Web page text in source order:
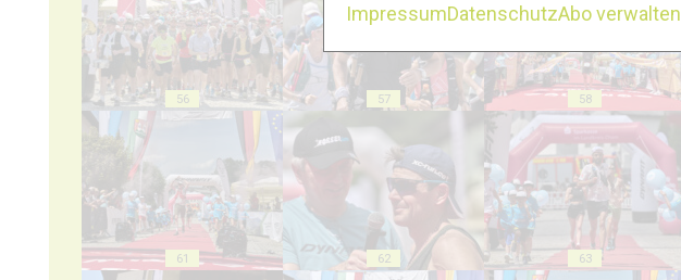
56 57 58
61 62 63
ImpressumDatenschutzAbo verwalten